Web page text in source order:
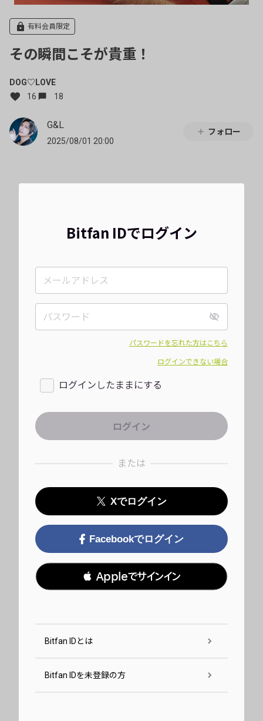
有料会員限定
その瞬間こそが貴重！
DOG♡LOVE
16
18
G&L
2025/08/01 20:00
フォロー
Bitfan IDでログイン
パスワードを忘れた方はこちら
ログインできない場合
ログインしたままにする
または
Xでログイン
Facebookでログイン
 Appleでサインイン
Bitfan IDとは
Bitfan IDを未登録の方